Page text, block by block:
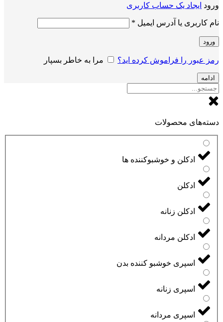
ورود ایجاد یک حساب کاربری
نام کاربری یا آدرس ایمیل *
ورود
رمز عبور را فراموش کرده اید؟ مرا به خاطر بسپار
ادامه
دسته‌های محصولات
ادکلن و خوشبوکننده ها
ادکلن
ادکلن زنانه
ادکلن مردانه
اسپری خوشبو کننده بدن
اسپری زنانه
اسپری مردانه